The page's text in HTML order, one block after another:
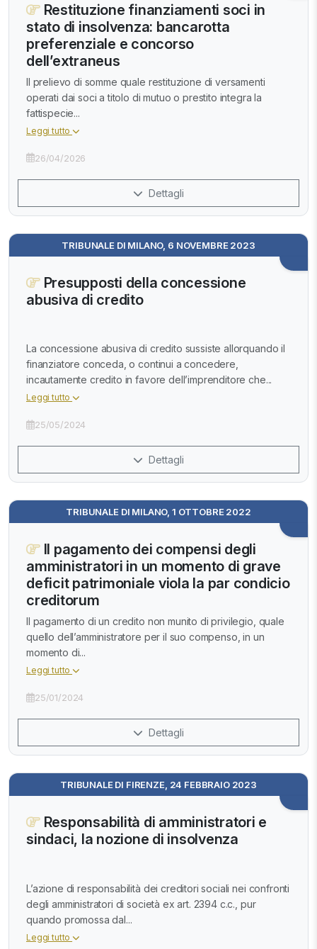
Restituzione finanziamenti soci in
stato di insolvenza: bancarotta
preferenziale e concorso
dell’extraneus
Il prelievo di somme quale restituzione di versamenti
operati dai soci a titolo di mutuo o prestito integra la
fattispecie...
Leggi tutto
26/04/2026
Dettagli
TRIBUNALE DI MILANO, 6 NOVEMBRE 2023
Presupposti della concessione
abusiva di credito
La concessione abusiva di credito sussiste allorquando il
finanziatore conceda, o continui a concedere,
incautamente credito in favore dell’imprenditore che...
Leggi tutto
25/05/2024
Dettagli
TRIBUNALE DI MILANO, 1 OTTOBRE 2022
Il pagamento dei compensi degli
amministratori in un momento di grave
deficit patrimoniale viola la par condicio
creditorum
Il pagamento di un credito non munito di privilegio, quale
quello dell’amministratore per il suo compenso, in un
momento di...
Leggi tutto
25/01/2024
Dettagli
TRIBUNALE DI FIRENZE, 24 FEBBRAIO 2023
Responsabilità di amministratori e
sindaci, la nozione di insolvenza
L’azione di responsabilità dei creditori sociali nei confronti
degli amministratori di società ex art. 2394 c.c., pur
quando promossa dal...
Leggi tutto